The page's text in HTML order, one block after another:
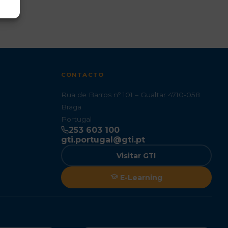
CONTACTO
Rua de Barros nº 101 – Gualtar 4710-058
Braga
Portugal
253 603 100
gti.portugal@gti.pt
Visitar GTI
E-Learning